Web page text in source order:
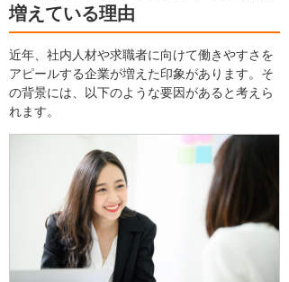
増えている理由
近年、社内人材や求職者に向けて働きやすさを
アピールする企業が増えた印象があります。そ
の背景には、以下のような要因があると考えら
れます。